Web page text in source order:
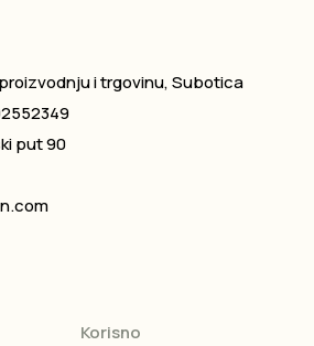
i trgovinu, Subotica
put 90
Korisno